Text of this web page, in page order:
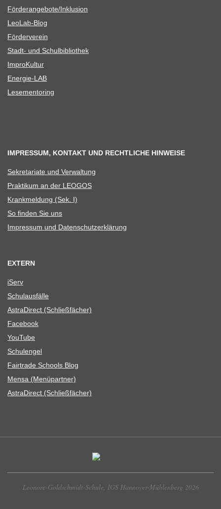
Förderangebote/​​Inklusion
Leo­Lab-Blog
För­der­ver­ein
Stadt- und Schulbibliothek
Impro­Kul­tur
Ener­­gie-LAB
Lese­men­to­ring
IMPRESSUM, KONTAKT UND RECHTLICHE HINWEISE
Sekre­ta­riate und Verwaltung
Prak­ti­kum an der LEOGOS
Krank­mel­dung (Sek. I)
So fin­den Sie uns
Impres­sum und Datenschutzerklärung
EXTERN
iServ
Schul­aus­fälle
Astra­Di­rect (Schließ­fä­cher)
Face­book
You­Tube
Schul­en­gel
Fair­trade Schools Blog
Mensa (Menü­part­ner)
Astra­Di­rect (Schließ­fä­cher)
Leonore-Goldschmidt-Schule, IGS Hannover-Mühlenberg 2026